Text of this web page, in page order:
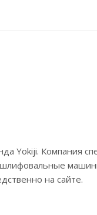
Yokiji. Компания
на сайте.